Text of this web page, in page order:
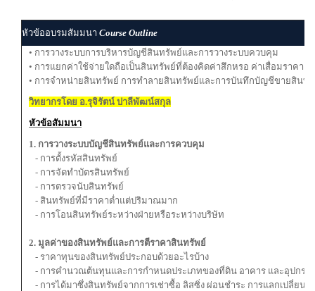
หัวข้ออบรมสัมมนา Course Outline
• การวางระบบการบริหารบัญชีสินทรัพย์และการวางระบบควบคุม
• การแยกค่าใช้จ่ายใดถือเป็นสินทรัพย์ที่ต้องคิดค่าสึกหรอ ค่าเสื่อมราคา
• การจำหน่ายสินทรัพย์ การทำลายสินทรัพย์และการบันทึกบัญชีขายสินท
วิทยากรโดย อ.รุจิรัตน์ ปาลีพัฒน์สกุล
หัวข้อสัมมนา
1. การวางระบบบัญชีสินทรัพย์และการควบคุม
- การตั้งรหัสสินทรัพย์
- การจัดทำบัตรสินทรัพย์
- การตรวจนับสินทรัพย์
- สินทรัพย์ที่มีราคาตํ่าแต่ปริมาณมาก
- การโอนสินทรัพย์ระหว่างฝ่ายหรือระหว่างบริษัท
2. มูลค่าของสินทรัพย์และการตีราคาสินทรัพย์
- ราคาทุนของสินทรัพย์ประกอบด้วยอะไรบ้าง
- การคำนวณต้นทุนและการกำหนดประเภทของที่ดิน อาคาร และอุปกรณ์
- การได้มาซึ่งสินทรัพย์จากการเช่าซื้อ ลิสซิ่ง ผ่อนชำระ การแลกเปลี่ยน